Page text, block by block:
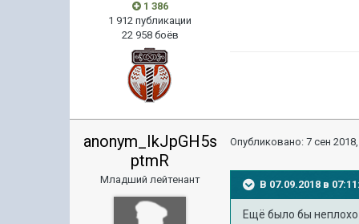
1 386
1 912 публикации
22 958 боёв
anonym_IkJpGH5s
ptmR
Младший лейтенант
Опубликовано:7 сен
В 07.09.2018 в
Ещё было бы неплохо